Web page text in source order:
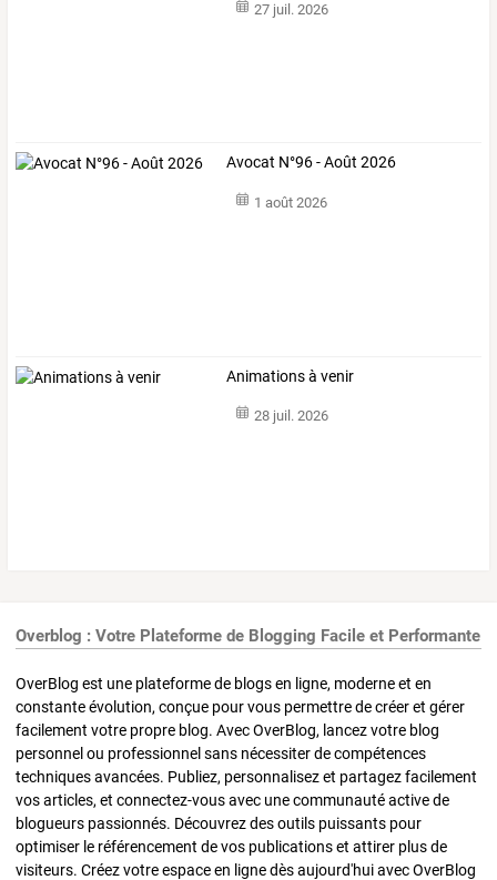
27 juil. 2026
Avocat N°96 - Août 2026
1 août 2026
Animations à venir
28 juil. 2026
Overblog : Votre Plateforme de Blogging Facile et Performante
OverBlog est une plateforme de blogs en ligne, moderne et en
constante évolution, conçue pour vous permettre de créer et gérer
facilement votre propre blog. Avec OverBlog, lancez votre blog
personnel ou professionnel sans nécessiter de compétences
techniques avancées. Publiez, personnalisez et partagez facilement
vos articles, et connectez-vous avec une communauté active de
blogueurs passionnés. Découvrez des outils puissants pour
optimiser le référencement de vos publications et attirer plus de
visiteurs. Créez votre espace en ligne dès aujourd'hui avec OverBlog